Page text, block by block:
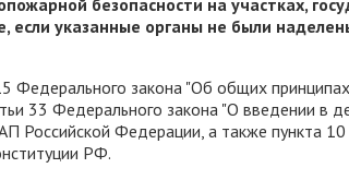
безопасности на участках,
если указанные органы не были
Федерального закона "Об общих
33 Федерального закона "О введении в
Российской Федерации, а также пункта
РФ.